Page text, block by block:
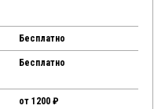
Бесплатно
Бесплатно
от 1200 ₽